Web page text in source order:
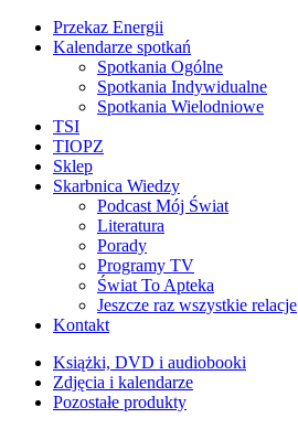
Przekaz Energii
Kalendarze spotkań
Spotkania Ogólne
Spotkania Indywidualne
Spotkania Wielodniowe
TSI
TIOPZ
Sklep
Skarbnica Wiedzy
Podcast Mój Świat
Literatura
Porady
Programy TV
Świat To Apteka
Jeszcze raz wszystkie relacje
Kontakt
Książki, DVD i audiobooki
Zdjęcia i kalendarze
Pozostałe produkty